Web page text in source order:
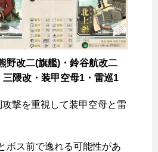
野改二(旗艦)・鈴谷航改二
隈改・装甲空母1・雷巡1
撃を重視して装甲空母と雷
ボス前で逸れる可能性があ